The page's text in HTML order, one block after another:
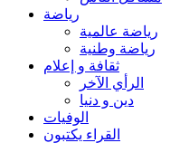
رياضة
رياضة عالمية
رياضة وطنية
ثقافة و إعلام
الرأي الآخر
دين و دنيا
الوفيات
القراء يكتبون